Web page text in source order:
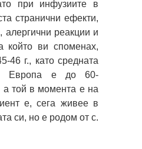
при инфузиите в
странични ефекти,
алергични реакции и
който ви споменах,
46 г., като средната
в Европа е до 60-
а той в момента е на
е, сега живее в
си, но е родом от с.